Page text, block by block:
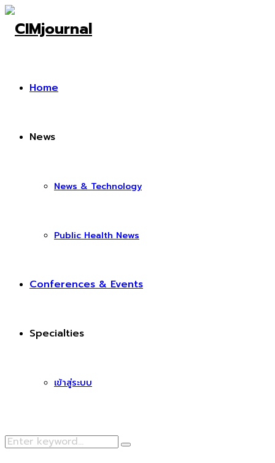
Home
News
News & Technology
Public Health News
Conferences & Events
Specialties
เข้าสู่ระบบ
Search
Search